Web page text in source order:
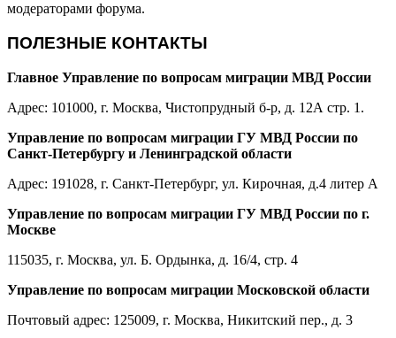
модераторами форума.
ПОЛЕЗНЫЕ КОНТАКТЫ
Главное Управление по вопросам миграции МВД России
Адрес: 101000, г. Москва, Чистопрудный б-р, д. 12А стр. 1.
Управление по вопросам миграции ГУ МВД России по
Санкт-Петербургу и Ленинградской области
Адрес: 191028, г. Санкт-Петербург, ул. Кирочная, д.4 литер А
Управление по вопросам миграции ГУ МВД России по г.
Москве
115035, г. Москва, ул. Б. Ордынка, д. 16/4, стр. 4
Управление по вопросам миграции Московской области
Почтовый адрес: 125009, г. Москва, Никитский пер., д. 3